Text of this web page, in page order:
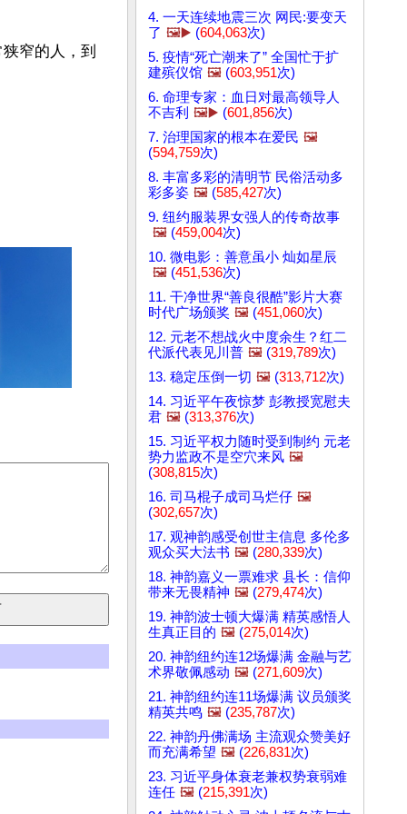
窄的人，到
4. 一天连续地震三次 网民:要变天
了 🖼️▶️ (604,063次)
5. 疫情“死亡潮来了” 全国忙于扩
建殡仪馆 🖼️ (603,951次)
6. 命理专家：血日对最高领导人
不吉利 🖼️▶️ (601,856次)
7. 治理国家的根本在爱民 🖼️
(594,759次)
8. 丰富多彩的清明节 民俗活动多
彩多姿 🖼️ (585,427次)
9. 纽约服装界女强人的传奇故事
🖼️ (459,004次)
10. 微电影：善意虽小 灿如星辰
🖼️ (451,536次)
11. 干净世界“善良很酷”影片大赛
时代广场颁奖 🖼️ (451,060次)
12. 元老不想战火中度余生？红二
代派代表见川普 🖼️ (319,789次)
13. 稳定压倒一切 🖼️ (313,712次)
14. 习近平午夜惊梦 彭教授宽慰夫
君 🖼️ (313,376次)
15. 习近平权力随时受到制约 元老
势力监政不是空穴来风 🖼️
(308,815次)
16. 司马棍子成司马烂仔 🖼️
(302,657次)
17. 观神韵感受创世主信息 多伦多
观众买大法书 🖼️ (280,339次)
18. 神韵嘉义一票难求 县长：信仰
带来无畏精神 🖼️ (279,474次)
19. 神韵波士顿大爆满 精英感悟人
生真正目的 🖼️ (275,014次)
20. 神韵纽约连12场爆满 金融与艺
术界敬佩感动 🖼️ (271,609次)
21. 神韵纽约连11场爆满 议员颁奖
精英共鸣 🖼️ (235,787次)
22. 神韵丹佛满场 主流观众赞美好
而充满希望 🖼️ (226,831次)
23. 习近平身体衰老兼权势衰弱难
连任 🖼️ (215,391次)